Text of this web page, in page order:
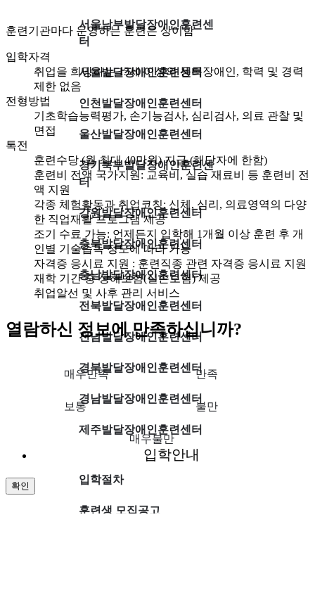
서울남부발달장애인훈련센
터
서울발달장애인훈련센터
인천발달장애인훈련센터
울산발달장애인훈련센터
경기북부발달장애인훈련센
터
강원발달장애인훈련센터
충북발달장애인훈련센터
충남발달장애인훈련센터
전북발달장애인훈련센터
전남발달장애인훈련센터
경북발달장애인훈련센터
경남발달장애인훈련센터
제주발달장애인훈련센터
입학안내
입학절차
훈련생 모집공고
훈련기관마다 운영하는 훈련은 상이함
입학자격
취업을 희망하는 15세 이상의 등록장애인, 학력 및 경력
제한 없음
전형방법
기초학습능력평가, 손기능검사, 심리검사, 의료 관찰 및
면접
특전
훈련수당 (월 최대 40만원) 지급 (해당자에 한함)
훈련비 전액 국가지원: 교육비, 실습 재료비 등 훈련비 전
액 지원
각종 체험활동과 취업코칭: 신체, 심리, 의료영역의 다양
한 직업재활 프로그램 제공
조기 수료 가능: 언제든지 입학해 1개월 이상 훈련 후 개
인별 기술습득 정도에 따라 가능
자격증 응시료 지원 : 훈련직종 관련 자격증 응시료 지원
재학 기간 중 상해보험(실손보험) 제공
취업알선 및 사후 관리 서비스
열람하신 정보에 만족하십니까?
매우만족 만족
보통 불만
매우불만
확인